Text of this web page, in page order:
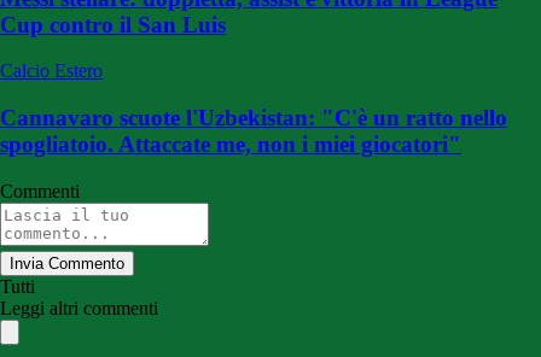
Cup contro il San Luis
Calcio Estero
Cannavaro scuote l'Uzbekistan: "C'è un ratto nello
spogliatoio. Attaccate me, non i miei giocatori"
Commenti
Invia Commento
Tutti
Leggi altri commenti